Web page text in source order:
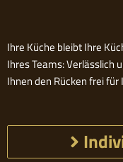
Ihre Küche bleibt Ihre
Ihres Teams: Verlässlich
Ihnen den Rücken frei